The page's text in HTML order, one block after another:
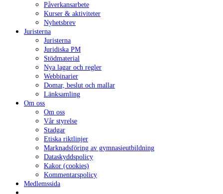
Påverkansarbete
Kurser & aktiviteter
Nyhetsbrev
Juristerna
Juristerna
Juridiska PM
Stödmaterial
Nya lagar och regler
Webbinarier
Domar, beslut och mallar
Länksamling
Om oss
Om oss
Vår styrelse
Stadgar
Etiska riktlinjer
Marknadsföring av gymnasieutbildning
Dataskyddspolicy
Kakor (cookies)
Kommentarspolicy
Medlemssida